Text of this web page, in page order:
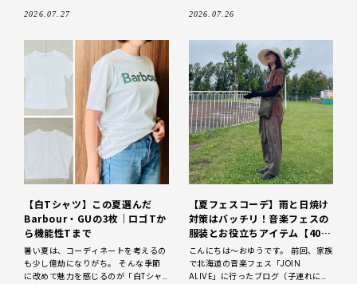
2026.07.27
そんな私もちらっと掲載されたので紹
2026.07.26
【白Tシャツ】この夏選んだ
Barbour・GUの3枚｜ロゴTか
ら機能性Tまで
暑い夏は、コーディネートを考えるの
も少し億劫になりがち。 そんな季節
に改めて魅力を感じるのが「白Tシャ
【夏フェスコーデ】雨と日焼け
対策はバッチリ！音楽フェスの
服装とお役立ちアイテム【40
代】
こんにちは～おゆうです。 前回、家族
で北海道の音楽フェス「JOIN
ALIVE」に行ったブログ（子連れにお